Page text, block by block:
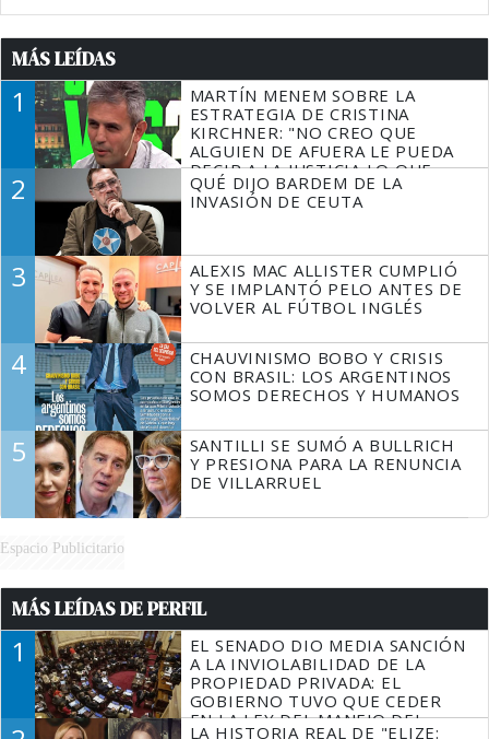
MÁS LEÍDAS
1
MARTÍN MENEM SOBRE LA
ESTRATEGIA DE CRISTINA
KIRCHNER: "NO CREO QUE
ALGUIEN DE AFUERA LE PUEDA
DECIR A LA JUSTICIA LO QUE
TIENE QUE HACER"
2
QUÉ DIJO BARDEM DE LA
INVASIÓN DE CEUTA
3
ALEXIS MAC ALLISTER CUMPLIÓ
Y SE IMPLANTÓ PELO ANTES DE
VOLVER AL FÚTBOL INGLÉS
4
CHAUVINISMO BOBO Y CRISIS
CON BRASIL: LOS ARGENTINOS
SOMOS DERECHOS Y HUMANOS
5
SANTILLI SE SUMÓ A BULLRICH
Y PRESIONA PARA LA RENUNCIA
DE VILLARRUEL
Espacio Publicitario
MÁS LEÍDAS DE PERFIL
1
EL SENADO DIO MEDIA SANCIÓN
A LA INVIOLABILIDAD DE LA
PROPIEDAD PRIVADA: EL
GOBIERNO TUVO QUE CEDER
EN LA LEY DEL MANEJO DEL
LA HISTORIA REAL DE "ELIZE: